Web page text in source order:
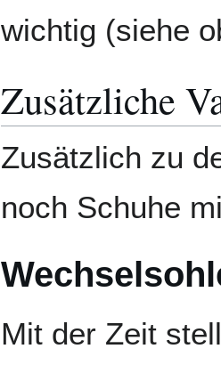
wichtig (siehe
Zusätzliche
Zusätzlich zu
noch Schuhe
Mit der Zeit